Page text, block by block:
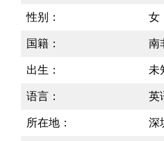
性别：
女
国籍：
南
出生：
未
语言：
英
所在地：
深